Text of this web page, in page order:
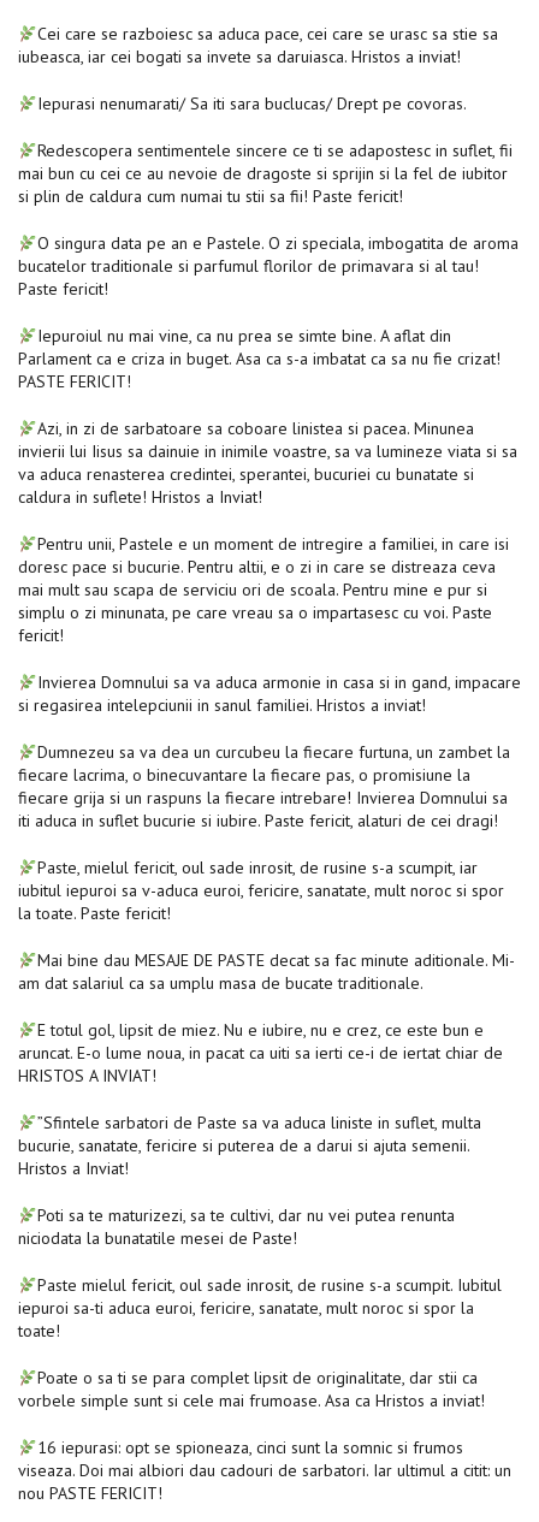
Cei care se razboiesc sa aduca pace, cei care se urasc sa stie sa
iubeasca, iar cei bogati sa invete sa daruiasca. Hristos a inviat!
Iepurasi nenumarati/ Sa iti sara buclucas/ Drept pe covoras.
Redescopera sentimentele sincere ce ti se adapostesc in suflet, fii
mai bun cu cei ce au nevoie de dragoste si sprijin si la fel de iubitor
si plin de caldura cum numai tu stii sa fii! Paste fericit!
O singura data pe an e Pastele. O zi speciala, imbogatita de aroma
bucatelor traditionale si parfumul florilor de primavara si al tau!
Paste fericit!
Iepuroiul nu mai vine, ca nu prea se simte bine. A aflat din
Parlament ca e criza in buget. Asa ca s-a imbatat ca sa nu fie crizat!
PASTE FERICIT!
Azi, in zi de sarbatoare sa coboare linistea si pacea. Minunea
invierii lui Iisus sa dainuie in inimile voastre, sa va lumineze viata si sa
va aduca renasterea credintei, sperantei, bucuriei cu bunatate si
caldura in suflete! Hristos a Inviat!
Pentru unii, Pastele e un moment de intregire a familiei, in care isi
doresc pace si bucurie. Pentru altii, e o zi in care se distreaza ceva
mai mult sau scapa de serviciu ori de scoala. Pentru mine e pur si
simplu o zi minunata, pe care vreau sa o impartasesc cu voi. Paste
fericit!
Invierea Domnului sa va aduca armonie in casa si in gand, impacare
si regasirea intelepciunii in sanul familiei. Hristos a inviat!
Dumnezeu sa va dea un curcubeu la fiecare furtuna, un zambet la
fiecare lacrima, o binecuvantare la fiecare pas, o promisiune la
fiecare grija si un raspuns la fiecare intrebare! Invierea Domnului sa
iti aduca in suflet bucurie si iubire. Paste fericit, alaturi de cei dragi!
Paste, mielul fericit, oul sade inrosit, de rusine s-a scumpit, iar
iubitul iepuroi sa v-aduca euroi, fericire, sanatate, mult noroc si spor
la toate. Paste fericit!
Mai bine dau MESAJE DE PASTE decat sa fac minute aditionale. Mi-
am dat salariul ca sa umplu masa de bucate traditionale.
E totul gol, lipsit de miez. Nu e iubire, nu e crez, ce este bun e
aruncat. E-o lume noua, in pacat ca uiti sa ierti ce-i de iertat chiar de
HRISTOS A INVIAT!
”Sfintele sarbatori de Paste sa va aduca liniste in suflet, multa
bucurie, sanatate, fericire si puterea de a darui si ajuta semenii.
Hristos a Inviat!
Poti sa te maturizezi, sa te cultivi, dar nu vei putea renunta
niciodata la bunatatile mesei de Paste!
Paste mielul fericit, oul sade inrosit, de rusine s-a scumpit. Iubitul
iepuroi sa-ti aduca euroi, fericire, sanatate, mult noroc si spor la
toate!
Poate o sa ti se para complet lipsit de originalitate, dar stii ca
vorbele simple sunt si cele mai frumoase. Asa ca Hristos a inviat!
16 iepurasi: opt se spioneaza, cinci sunt la somnic si frumos
viseaza. Doi mai albiori dau cadouri de sarbatori. Iar ultimul a citit: un
nou PASTE FERICIT!